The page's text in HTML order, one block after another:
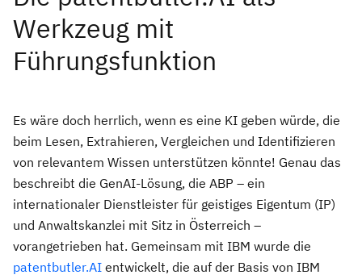
Werkzeug mit
Führungsfunktion
Es wäre doch herrlich, wenn es eine KI geben würde, die
beim Lesen, Extrahieren, Vergleichen und Identifizieren
von relevantem Wissen unterstützen könnte! Genau das
beschreibt die GenAI-Lösung, die ABP – ein
internationaler Dienstleister für geistiges Eigentum (IP)
und Anwaltskanzlei mit Sitz in Österreich –
vorangetrieben hat. Gemeinsam mit IBM wurde die
patentbutler.AI entwickelt, die auf der Basis von IBM